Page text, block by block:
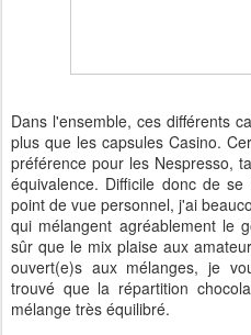
Dans l'ensemble, ces différents
plus que les capsules Casino.
préférence pour les Nespresso,
équivalence. Difficile donc de
point de vue personnel, j'ai
qui mélangent agréablement le
sûr que le mix plaise aux
ouvert(e)s aux mélanges, je
trouvé que la répartition
mélange très équilibré.